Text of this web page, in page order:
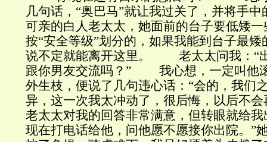
几句话，“奥巴马”就让我过关了，并将手
可亲的白人老太太，她面前的台子要低矮
按“安全等级”划分的，如果我能到台子最
说不定就能离开这里。 老太太问我：“
跟你男友交流吗？” 我心想，一定叫他
外生枝，便说了几句违心话：“会的，我们
异，这一次我太冲动了，很后悔，以
老太太对我的回答非常满意，但转眼就给
现在打电话给他，问他愿不愿接你出院。”